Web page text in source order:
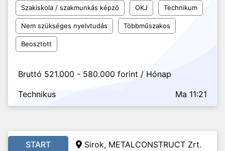
Szakiskola / szakmunkás képző OKJ Technikum
Nem szükséges nyelvtudás Többműszakos
Beosztott
Bruttó 521.000 - 580.000 forint / Hónap
Technikus
Ma 11:21
START Sirok, METALCONSTRUCT Zrt.